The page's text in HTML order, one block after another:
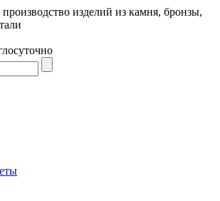
изделий из камня, бронзы,